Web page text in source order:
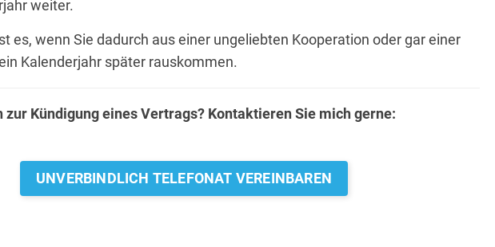
weiter.
es, wenn Sie dadurch aus einer ungeliebten Kooperation oder gar einer
Kalenderjahr später rauskommen.
zur Kündigung eines Vertrags? Kontaktieren Sie mich gerne:
UNVERBINDLICH TELEFONAT VEREINBAREN